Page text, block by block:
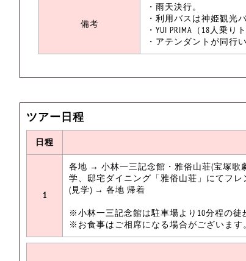
備考
・雨天決行。
・利用バスは神姫観光
・YUI PRIMA（18人乗
・アテンダントが同行
ツアー日程
日程
1
各地 → 小林一三記念館・雅俗山荘(宝塚歌
学、邸宅ダイニング「雅俗山荘」にてフ
(見学) → 各地 帰着
※小林一三記念館は駐車場より10分程の徒
※お食事はご相席になる場合がございます。